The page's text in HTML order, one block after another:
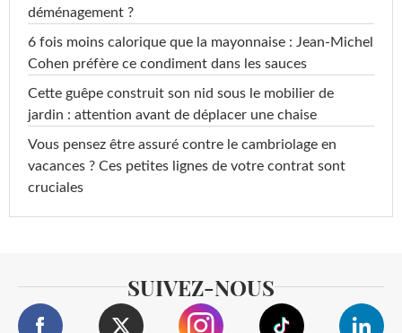
déménagement ?
6 fois moins calorique que la mayonnaise : Jean-Michel
Cohen préfère ce condiment dans les sauces
Cette guêpe construit son nid sous le mobilier de
jardin : attention avant de déplacer une chaise
Vous pensez être assuré contre le cambriolage en
vacances ? Ces petites lignes de votre contrat sont
cruciales
SUIVEZ-NOUS